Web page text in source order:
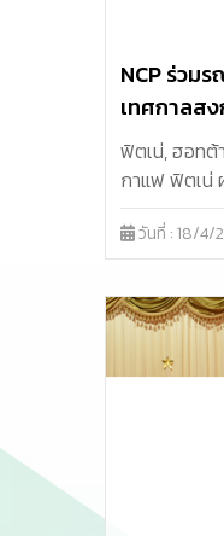
NCP ร่วม
เทศกาลส
ฟิตเน่, ฮอทต้
กาแฟ ฟิตเน่
แจกให้บริกา
จุดพักรถบริกา
วันที่ : 18/4/